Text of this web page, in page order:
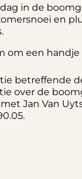
in de
en
om een
betreffende
over de
Jan Van